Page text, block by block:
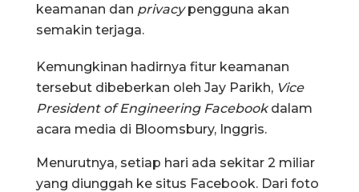
keamanan dan privacypengguna akan
semakin terjaga.
Kemungkinan hadirnya fitur keamanan
tersebut dibeberkan oleh Jay Parikh, Vice
President of Engineering Facebookdalam
acara media di Bloomsbury, Inggris.
Menurutnya, setiap hari ada sekitar 2 miliar
yang diunggah ke situs Facebook. Dari foto